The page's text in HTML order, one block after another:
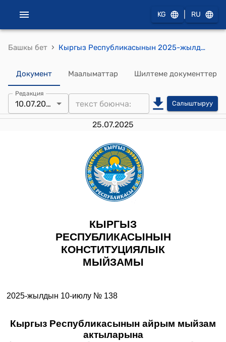
KG RU
Башкы бет › Кыргыз Республикасынын 2025-жылдын 10-июлундагы № 138 «Кыргыз Республикасынын айрым мыйзам актыларына («Кыргыз Республикасынын Улуттук банкы жөнүндө»,«Кыргыз Республикасынын Эсептөө палатасы жөнүндө» Кыргыз Республикасынын конституциялык мыйзамдарына өзгөртүүлөрдү киргизүү тууралуу)» Конституциялык Мыйзамы
Документ Маалыматтар Шилтеме документтер
Редакция
10.07.2025 Салыштыруу
25.07.2025